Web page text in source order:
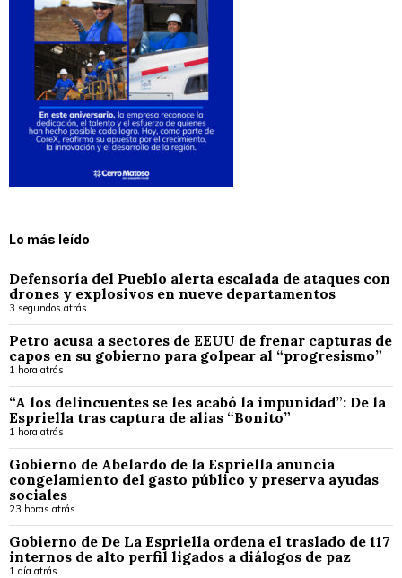
Lo más leído
Defensoría del Pueblo alerta escalada de ataques con
drones y explosivos en nueve departamentos
3 segundos atrás
Petro acusa a sectores de EEUU de frenar capturas de
capos en su gobierno para golpear al “progresismo”
1 hora atrás
“A los delincuentes se les acabó la impunidad”: De la
Espriella tras captura de alias “Bonito”
1 hora atrás
Gobierno de Abelardo de la Espriella anuncia
congelamiento del gasto público y preserva ayudas
sociales
23 horas atrás
Gobierno de De La Espriella ordena el traslado de 117
internos de alto perfil ligados a diálogos de paz
1 día atrás